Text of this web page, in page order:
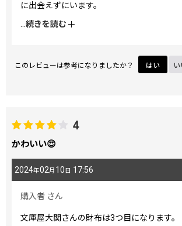
に出会えずにいます。
箱まちは他所のもので小銭が見やすかった
付き札入れから目が離せなくなりました。
実際に持ってみて、手の大きな私にはちょ
会計の時、お札、小銭と出すのはスムーズで
お札、後から小銭とレシートが一緒に返っ
を入れる→閉じて口金を開けて小銭を入れ
札入れを開けてレシートを入れる順番となり
にしたままカゴを持ってレジを離れる感じで
続きを読む
このレビューは参考になりましたか？ はい い
4
かわいい😍
2024年02月 10 日 17:56
購入者 さん
文庫屋大関さんの財布は3つ目になります。